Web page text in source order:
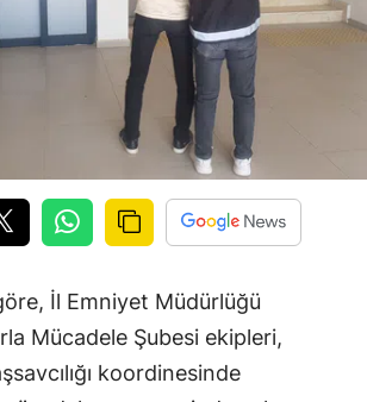
İl Emniyet Müdürlüğü
Mücadele Şubesi ekipleri,
koordinesinde